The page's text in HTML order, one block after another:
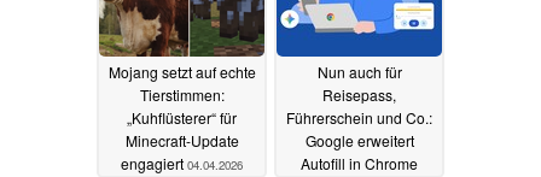
Mojang setzt auf echte
Tierstimmen:
„Kuhflüsterer“ für
Minecraft-Update
engagiert 04.04.2026
Nun auch für
Reisepass,
Führerschein und Co.:
Google erweitert
Autofill in Chrome